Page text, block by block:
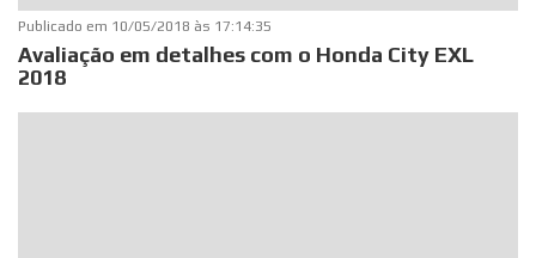
Publicado em 10/05/2018 às 17:14:35
Avaliação em detalhes com o Honda City EXL
2018